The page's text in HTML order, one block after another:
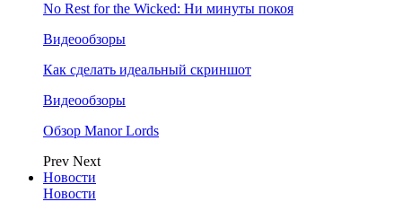
No Rest for the Wicked: Ни минуты покоя
Видеообзоры
Как сделать идеальный скриншот
Видеообзоры
Обзор Manor Lords
Prev Next
Новости
Новости